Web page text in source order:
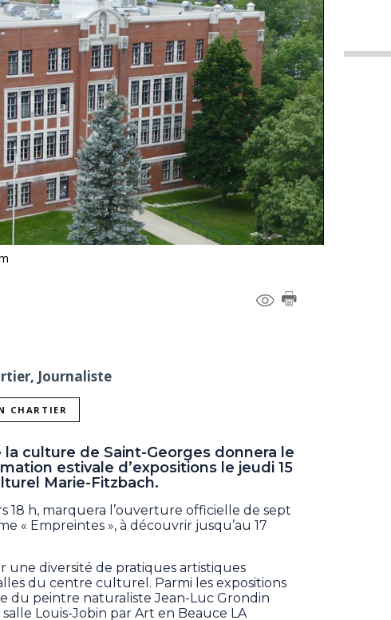
Journaliste
CHARTIER
la culture de Saint-Georges donnera le
estivale d’expositions le jeudi 15
Marie-Fitzbach.
18 h, marquera l’ouverture officielle de sept
« Empreintes », à découvrir jusqu’au 17
une diversité de pratiques artistiques
du centre culturel. Parmi les expositions
du peintre naturaliste Jean-Luc Grondin
Louis-Jobin par Art en Beauce LA